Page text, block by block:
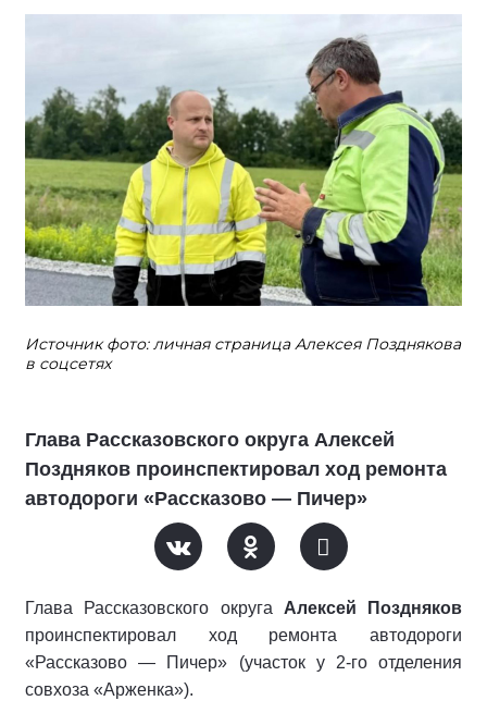
Источник фото: личная страница Алексея Позднякова
в соцсетях
Глава Рассказовского округа Алексей
Поздняков проинспектировал ход ремонта
автодороги «Рассказово — Пичер»
Глава Рассказовского округа Алексей Поздняков
проинспектировал ход ремонта автодороги
«Рассказово — Пичер» (участок у 2‑го отделения
совхоза «Арженка»).